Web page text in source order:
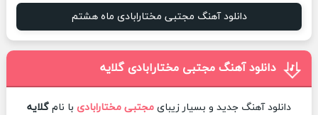
دانلود آهنگ مجتبی مختارابادی ماه هشتم
دانلود آهنگ مجتبی مختارابادی گلایه
دانلود آهنگ جدید و بسیار زیبای مجتبی مختارابادی با نام گلایه